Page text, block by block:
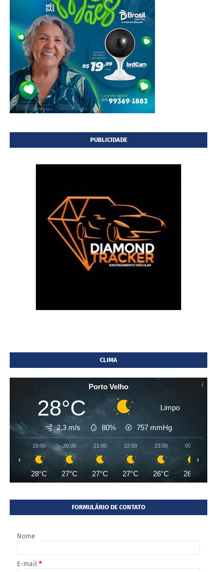
PUBLICIDADE
CLIMA
Porto Velho
28°C Limpo
2.3 m/s 80% 757 mmHg
19:00
28°C
20:00
27°C
21:00
27°C
22:00
27°C
23:00
26°C
00:00
26°C
‹ ›
FORMULÁRIO DE CONTATO
Nome
E-mail *